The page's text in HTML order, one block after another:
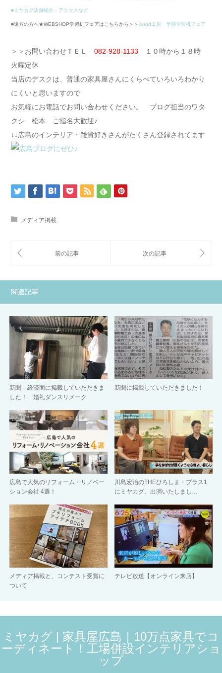
■ミヤカグ店舗紹介・アクセスなど
■遠方の方へ★WEBSHOP学習机フェアはこちらから＞＞wood工房 早期学習机フェア
＞＞お問い合わせＴＥＬ 082-928-1133
１０時から１８時
火曜定休
当店のデスクは、普通の家具屋さんにくらべていろいろわかり
にくいと思いますので
お気軽にお電話でお問い合わせください。 ブログ担当のワタ
クシ 松本 ご指名大歓迎♪
↓↓広島のインテリア・雑貨好きさんがたくさん登録されてます
メディア掲載
関連記事
新聞 経済面に掲載していただきま
した！ 婚礼ダンスリメーク
新聞に掲載していただきました！
広島で人気のリフォーム・リノベー
ション会社 4選！
川島宏治のTHEひろしま・プラス1
にミヤカグ、出演いたしまし…
メディア掲載と、コンテスト受賞に
ついて
テレビ放送【オンライン来店】
ミヤカグ | 家具屋広島｜10万点家具でコ
ーディネート！工場併設インテリアショ
ップ